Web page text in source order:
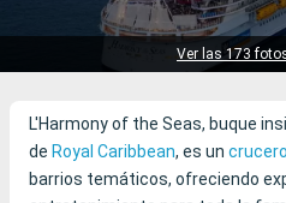
Ver las 173
L'Harmony of the Seas, buque
de Royal Caribbean, es un
barrios temáticos, ofreciendo